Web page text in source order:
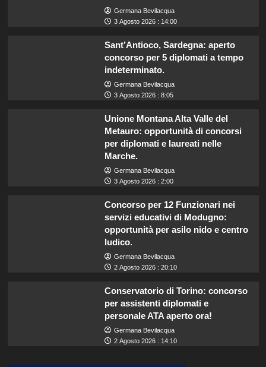
Germana Bevilacqua
3 Agosto 2026 : 14:00
Sant’Antioco, Sardegna: aperto
concorso per 5 diplomati a tempo
indeterminato.
Germana Bevilacqua
3 Agosto 2026 : 8:05
Unione Montana Alta Valle del
Metauro: opportunità di concorsi
per diplomati e laureati nelle
Marche.
Germana Bevilacqua
3 Agosto 2026 : 2:00
Concorso per 12 Funzionari nei
servizi educativi di Modugno:
opportunità per asilo nido e centro
ludico.
Germana Bevilacqua
2 Agosto 2026 : 20:10
Conservatorio di Torino: concorso
per assistenti diplomati e
personale ATA aperto ora!
Germana Bevilacqua
2 Agosto 2026 : 14:10